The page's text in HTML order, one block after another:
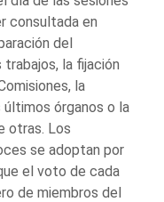
consultada en
del
la fijación
la
órganos o la
otras. Los
se adoptan por
el voto de cada
de miembros del